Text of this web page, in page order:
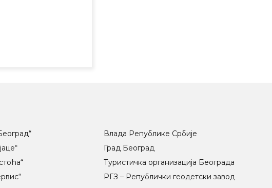
Влада Републике Србије
Град Београд
Туристичка организација Београда
РГЗ – Републички геодетски завод